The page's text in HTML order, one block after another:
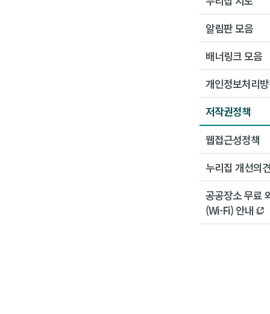
알림판 모음
배너링크 모음
개인정보처리
저작권정책
웹접근성정책
누리집 개선의
공공장소 무료
(Wi-Fi) 안내